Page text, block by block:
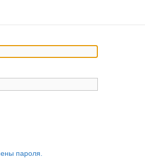
пароля.